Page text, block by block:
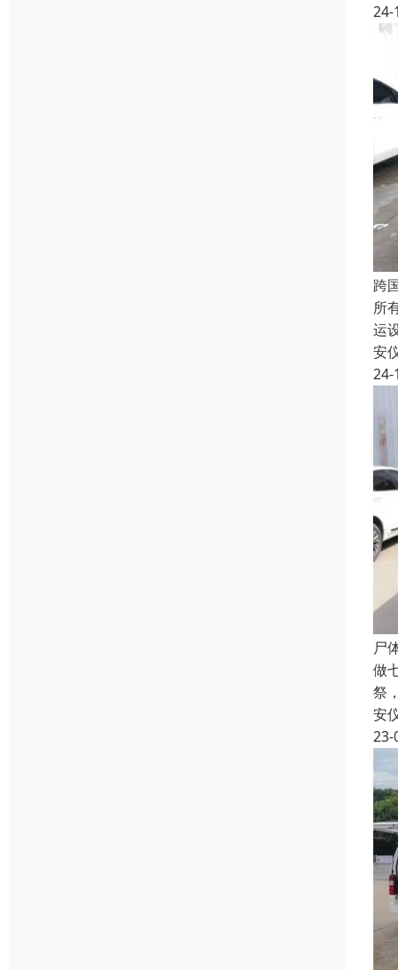
24-
跨
所
运
安
24-
尸
做
祭
安
23-